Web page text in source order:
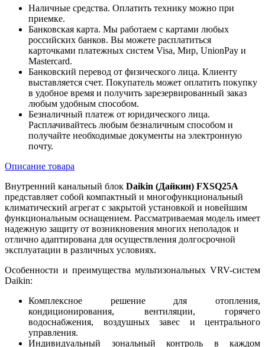
Наличные средства. Оплатить технику можно при
приемке.
Банковская карта. Мы работаем с картами любых
российских банков. Вы можете расплатиться
карточками платежных систем Visa, Мир, UnionPay и
Mastercard.
Банковский перевод от физического лица. Клиенту
выставляется счет. Покупатель может оплатить покупку
в удобное время и получить зарезервированный заказ
любым удобным способом.
Безналичный платеж от юридического лица.
Расплачивайтесь любым безналичным способом и
получайте необходимые документы на электронную
почту.
Описание товара
Внутренний канальный блок Daikin (Дайкин) FXSQ25A
представляет собой компактный и многофункциональный
климатический агрегат с закрытой установкой и новейшим
функциональным оснащением. Рассматриваемая модель имеет
надежную защиту от возникновения многих неполадок и
отлично адаптирована для осуществления долгосрочной
эксплуатации в различных условиях.
Особенности и преимущества мультизональных VRV-систем
Daikin:
Комплексное решение для отопления,
кондиционирования, вентиляции, горячего
водоснабжения, воздушных завес и центрального
управления.
Индивидуальный зональный контроль в каждом